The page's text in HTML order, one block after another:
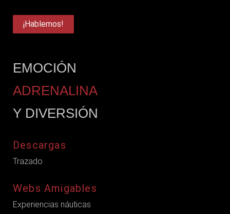
¡Hablemos!
EMOCIÓN
ADRENALINA
Y DIVERSIÓN
Descargas
Trazado
Webs Amigables
Experiencias náuticas